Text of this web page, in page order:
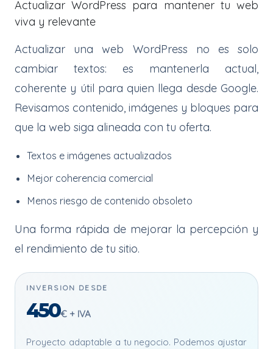
Actualizar WordPress para mantener tu web
viva y relevante
Actualizar una web WordPress no es solo
cambiar textos: es mantenerla actual,
coherente y útil para quien llega desde Google.
Revisamos contenido, imágenes y bloques para
que la web siga alineada con tu oferta.
Textos e imágenes actualizados
Mejor coherencia comercial
Menos riesgo de contenido obsoleto
Una forma rápida de mejorar la percepción y
el rendimiento de tu sitio.
INVERSION DESDE
450€ + IVA
Proyecto adaptable a tu negocio. Podemos ajustar